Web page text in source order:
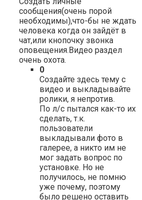
сообщения(очень порой
необходимы),что-бы не ждать
человека когда он зайдёт в
чат,или кнопочку звонка
оповещения.Видео раздел
очень охота.
0
Создайте здесь тему с
видео и выкладывайте
ролики, я непротив.
По л/с пытался как-то их
сделать, т.к.
пользователи
выкладывали фото в
галерее, а никто им не
мог задать вопрос по
установке. Но не
получилось, не помню
уже почему, поэтому
было решено оставить